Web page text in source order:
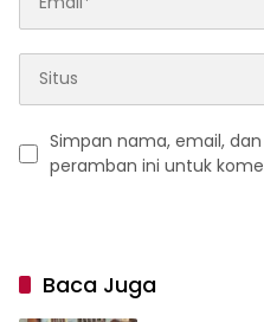
Simpan nama, email,
peramban ini untuk
Baca Juga